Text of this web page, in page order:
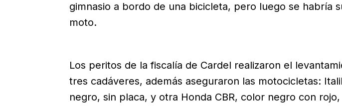
gimnasio a bordo de una bicicleta, pero luego se habría
moto.
Los peritos de la fiscalía de Cardel realizaron el
tres cadáveres, además aseguraron las motocicletas:
negro, sin placa, y otra Honda CBR, color negro con